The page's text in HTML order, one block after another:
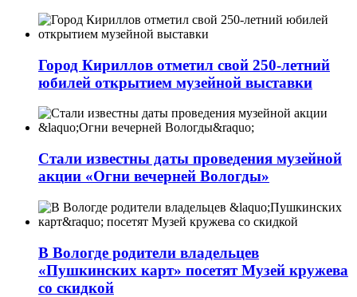
Город Кириллов отметил свой 250-летний
юбилей открытием музейной выставки
Стали известны даты проведения музейной
акции «Огни вечерней Вологды»
В Вологде родители владельцев
«Пушкинских карт» посетят Музей кружева
со скидкой